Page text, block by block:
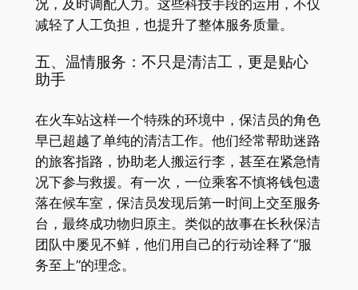
况，及时调配人力。这些科技手段的运用，不仅
减轻了人工负担，也提升了整体服务质量。
五、温情服务：不只是清洁工，更是贴心
助手
在火车站这样一个特殊的环境中，保洁员的角色
早已超越了单纯的清洁工作。他们经常帮助迷路
的旅客指路，协助老人搬运行李，甚至在紧急情
况下参与救援。有一次，一位乘客不慎将钱包遗
落在候车室，保洁员发现后第一时间上交至服务
台，最终成功物归原主。类似的故事在长秋保洁
团队中屡见不鲜，他们用自己的行动诠释了“服
务至上”的理念。